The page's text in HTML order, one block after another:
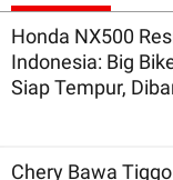
Honda NX500
Indonesia: Big
Siap Tempur,
Chery Bawa